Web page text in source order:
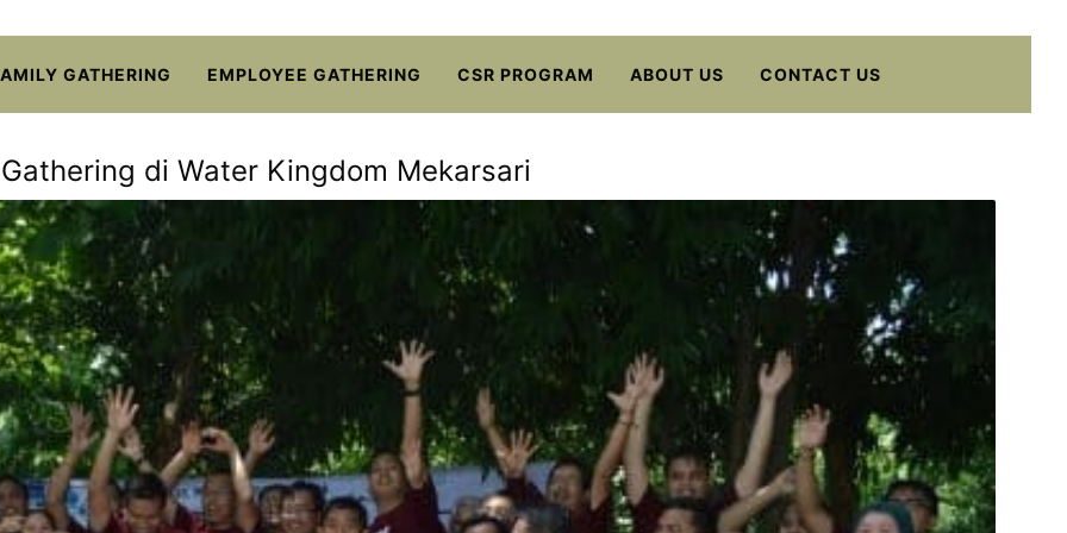
GATHERING EMPLOYEE GATHERING CSR PROGRAM ABOUT US CONTACT US
di Water Kingdom Mekarsari